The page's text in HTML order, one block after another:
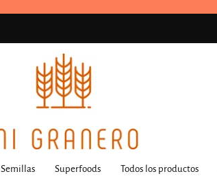
Semillas Superfoods Todos los productos